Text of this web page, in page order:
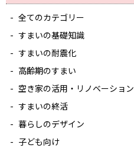
全てのカテゴリー
すまいの基礎知識
すまいの耐震化
高齢期のすまい
空き家の活用・リノベーション
すまいの終活
暮らしのデザイン
子ども向け